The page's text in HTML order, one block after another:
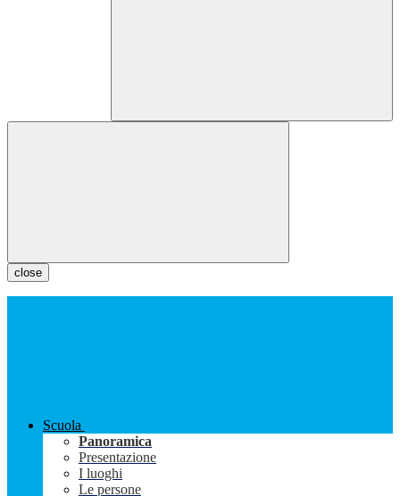
close
Scuola
Panoramica
Presentazione
I luoghi
Le persone